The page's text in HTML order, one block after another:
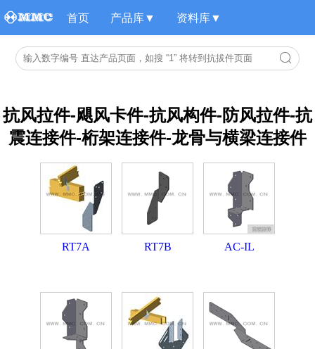
首页 产品库▼ 资料库▼
抗风拉件-飓风卡件-抗风构件-防风拉件-抗
震连接件-桁架连接件-龙骨与横梁连接件
RT7A RT7B AC-IL